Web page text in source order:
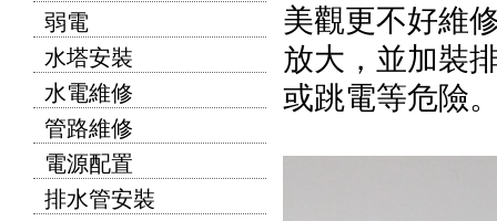
弱電
水塔安裝
水電維修
管路維修
電源配置
排水管安裝
美觀更不好維
放大，並加裝
或跳電等危險